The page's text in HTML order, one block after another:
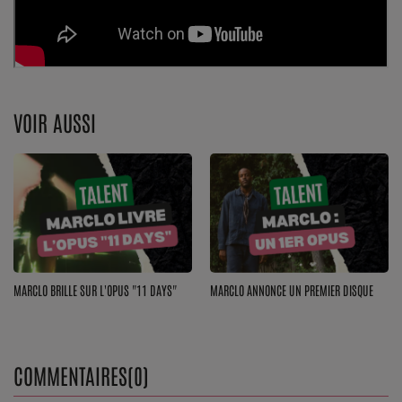
Top Soul Addict
Wiki RnB
SOUL ADDICT RADIO
Grille des programmes
Titres diffusés
Playlist
MY SOUL ADDICT
L'équipe Soul Addict
VOIR AUSSI
MARCLO BRILLE SUR L'OPUS "11 DAYS" MARCLO ANNONCE UN PREMIER DISQUE
COMMENTAIRES(0)